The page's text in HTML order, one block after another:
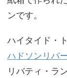
ンです。
ハイタイド・
ハドソンリバ
リバティ・ラ